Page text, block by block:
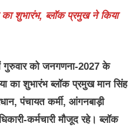
शुभारंभ, ब्लॉक प्रमुख ने किया
गुरुवार को जनगणना-2027 के
का शुभारंभ ब्लॉक प्रमुख मान सिंह
पंचायत कर्मी, आंगनबाड़ी
कर्मचारी मौजूद रहे। ब्लॉक